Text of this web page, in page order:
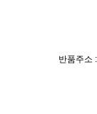
반품주소 :